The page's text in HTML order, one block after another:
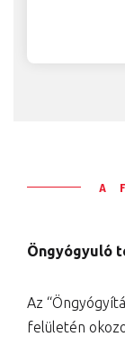
A
Öngyógyuló
Az
felületén